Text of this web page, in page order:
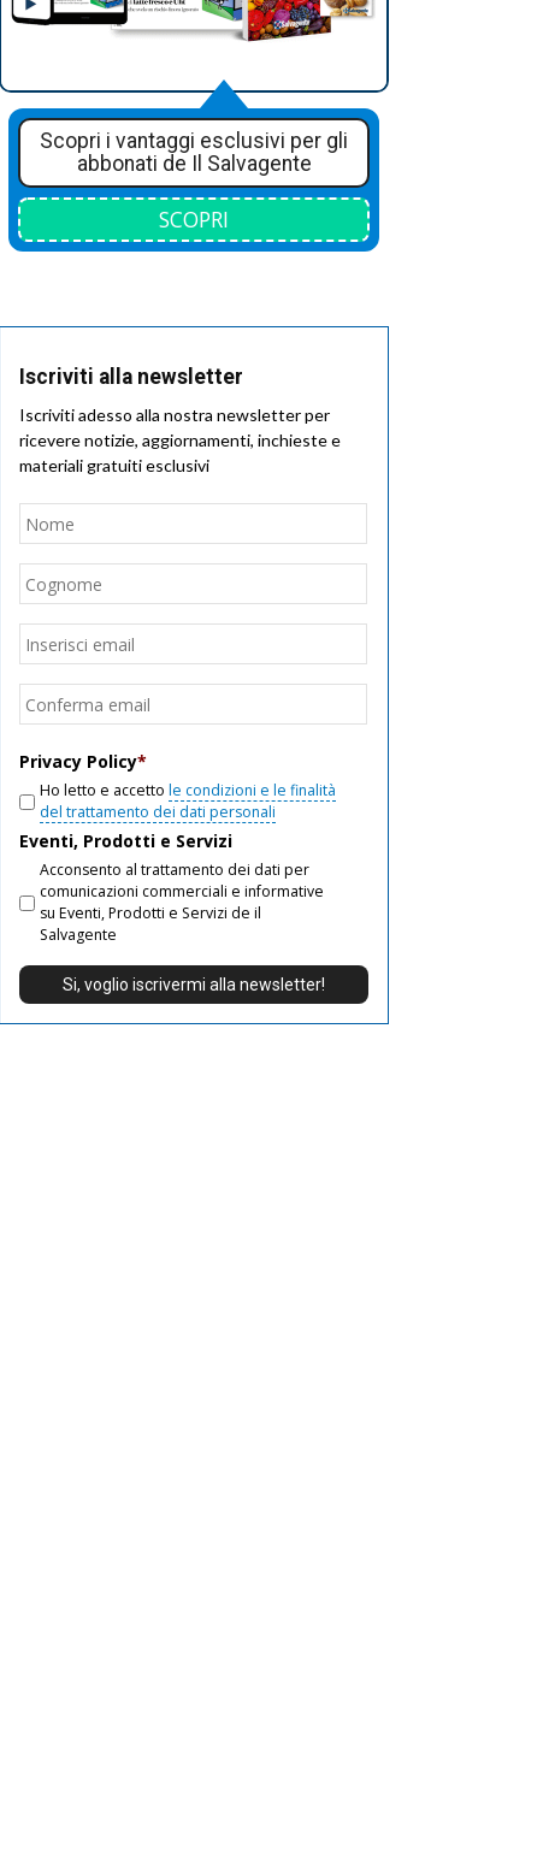
Scopri i vantaggi esclusivi per gli
abbonati de Il Salvagente
SCOPRI
Iscriviti alla newsletter
Iscriviti adesso alla nostra newsletter per
ricevere notizie, aggiornamenti, inchieste e
materiali gratuiti esclusivi
Nome
Email
Privacy Policy*
Ho letto e accetto le condizioni e le finalità
del trattamento dei dati personali
Eventi, Prodotti e Servizi
Acconsento al trattamento dei dati per
comunicazioni commerciali e informative
su Eventi, Prodotti e Servizi de il
Salvagente